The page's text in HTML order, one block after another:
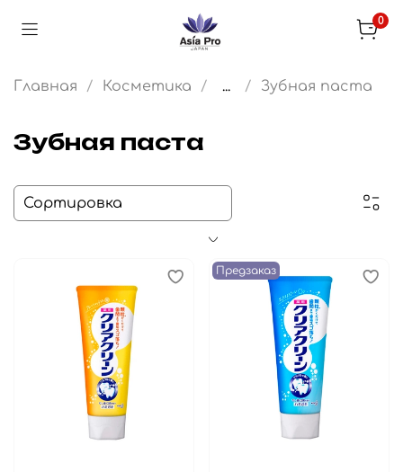
0
Главная Косметика ... Зубная паста
Зубная паста
Предзаказ